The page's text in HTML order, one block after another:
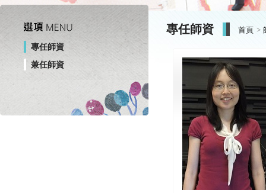
專任師資
兼任師資
專任師資 首頁